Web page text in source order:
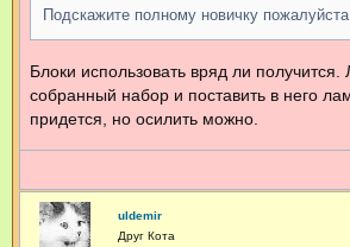
и
Подскажите полному новичку пожалуйста.
Блоки использовать вряд ли получится.
собранный набор и поставить в него
придется, но осилить можно.
uldemir
Друг Кота